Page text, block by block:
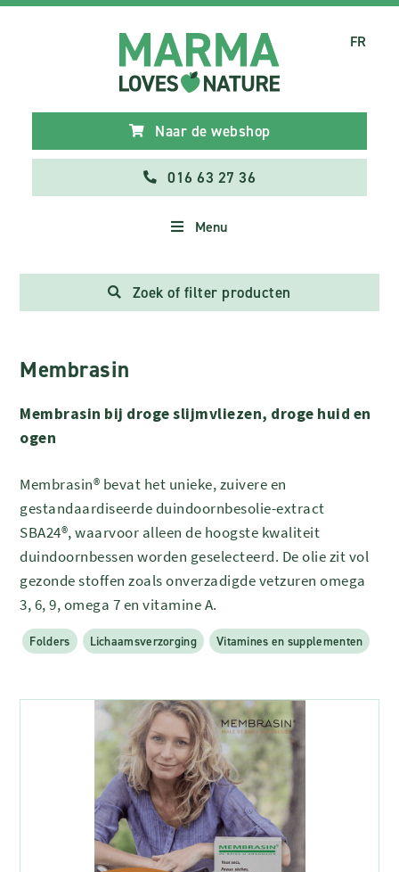
Naar de webshop
016 63 27 36
Menu
FR
Zoek of filter producten
Membrasin
Membrasin bij droge slijmvliezen, droge huid en
ogen
Membrasin® bevat het unieke, zuivere en
gestandaardiseerde duindoornbesolie-extract
SBA24®, waarvoor alleen de hoogste kwaliteit
duindoornbessen worden geselecteerd. De olie zit vol
gezonde stoffen zoals onverzadigde vetzuren omega
3, 6, 9, omega 7 en vitamine A.
Folders Lichaamsverzorging Vitamines en supplementen